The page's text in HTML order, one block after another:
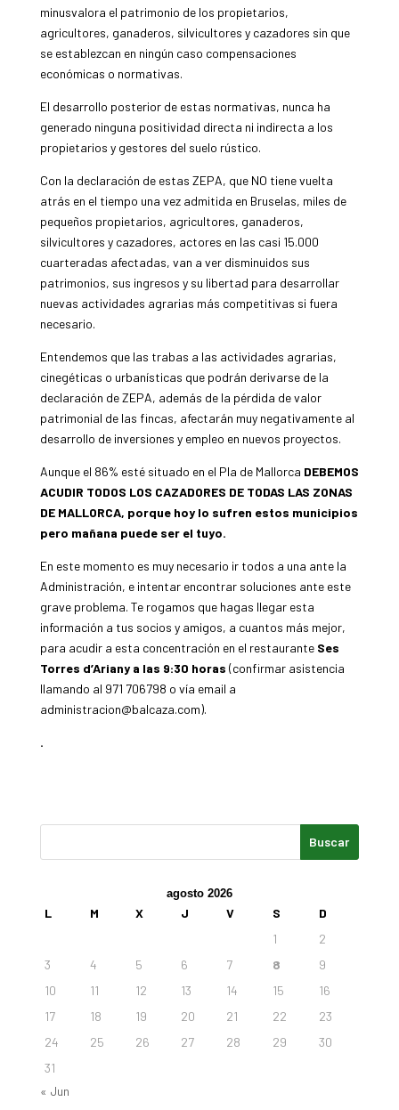
minusvalora el patrimonio de los propietarios,
agricultores, ganaderos, silvicultores y cazadores sin que
se establezcan en ningún caso compensaciones
económicas o normativas.
El desarrollo posterior de estas normativas, nunca ha
generado ninguna positividad directa ni indirecta a los
propietarios y gestores del suelo rústico.
Con la declaración de estas ZEPA, que NO tiene vuelta
atrás en el tiempo una vez admitida en Bruselas, miles de
pequeños propietarios, agricultores, ganaderos,
silvicultores y cazadores, actores en las casi 15.000
cuarteradas afectadas, van a ver disminuidos sus
patrimonios, sus ingresos y su libertad para desarrollar
nuevas actividades agrarias más competitivas si fuera
necesario.
Entendemos que las trabas a las actividades agrarias,
cinegéticas o urbanísticas que podrán derivarse de la
declaración de ZEPA, además de la pérdida de valor
patrimonial de las fincas, afectarán muy negativamente al
desarrollo de inversiones y empleo en nuevos proyectos.
Aunque el 86% esté situado en el Pla de Mallorca DEBEMOS
ACUDIR TODOS LOS CAZADORES DE TODAS LAS ZONAS
DE MALLORCA, porque hoy lo sufren estos municipios
pero mañana puede ser el tuyo.
En este momento es muy necesario ir todos a una ante la
Administración, e intentar encontrar soluciones ante este
grave problema. Te rogamos que hagas llegar esta
información a tus socios y amigos, a cuantos más mejor,
para acudir a esta concentración en el restaurante Ses
Torres d’Ariany a las 9:30 horas (confirmar asistencia
llamando al 971 706798 o vía email a
administracion@balcaza.com).
.
agosto 2026
L M X J V S
D
1
2
3
4 5 6 7 8
9
10
11 12 13 14 15
16
17
18 19 20 21 22
23
24
25 26 27 28 29
30
31
« Jun